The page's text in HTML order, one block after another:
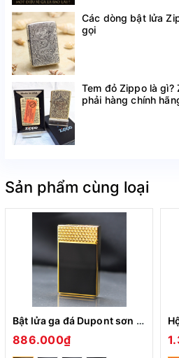
luôn được đến tay khách hàng chất
Các dòng bật lửa
gọi
Tem đỏ Zippo là
phải hàng chính
Sản phẩm cùng loại
Bật lửa ga đá Dupont sơn mài đen viền vàng nắp hoa văn tam giác D-232
886.000₫